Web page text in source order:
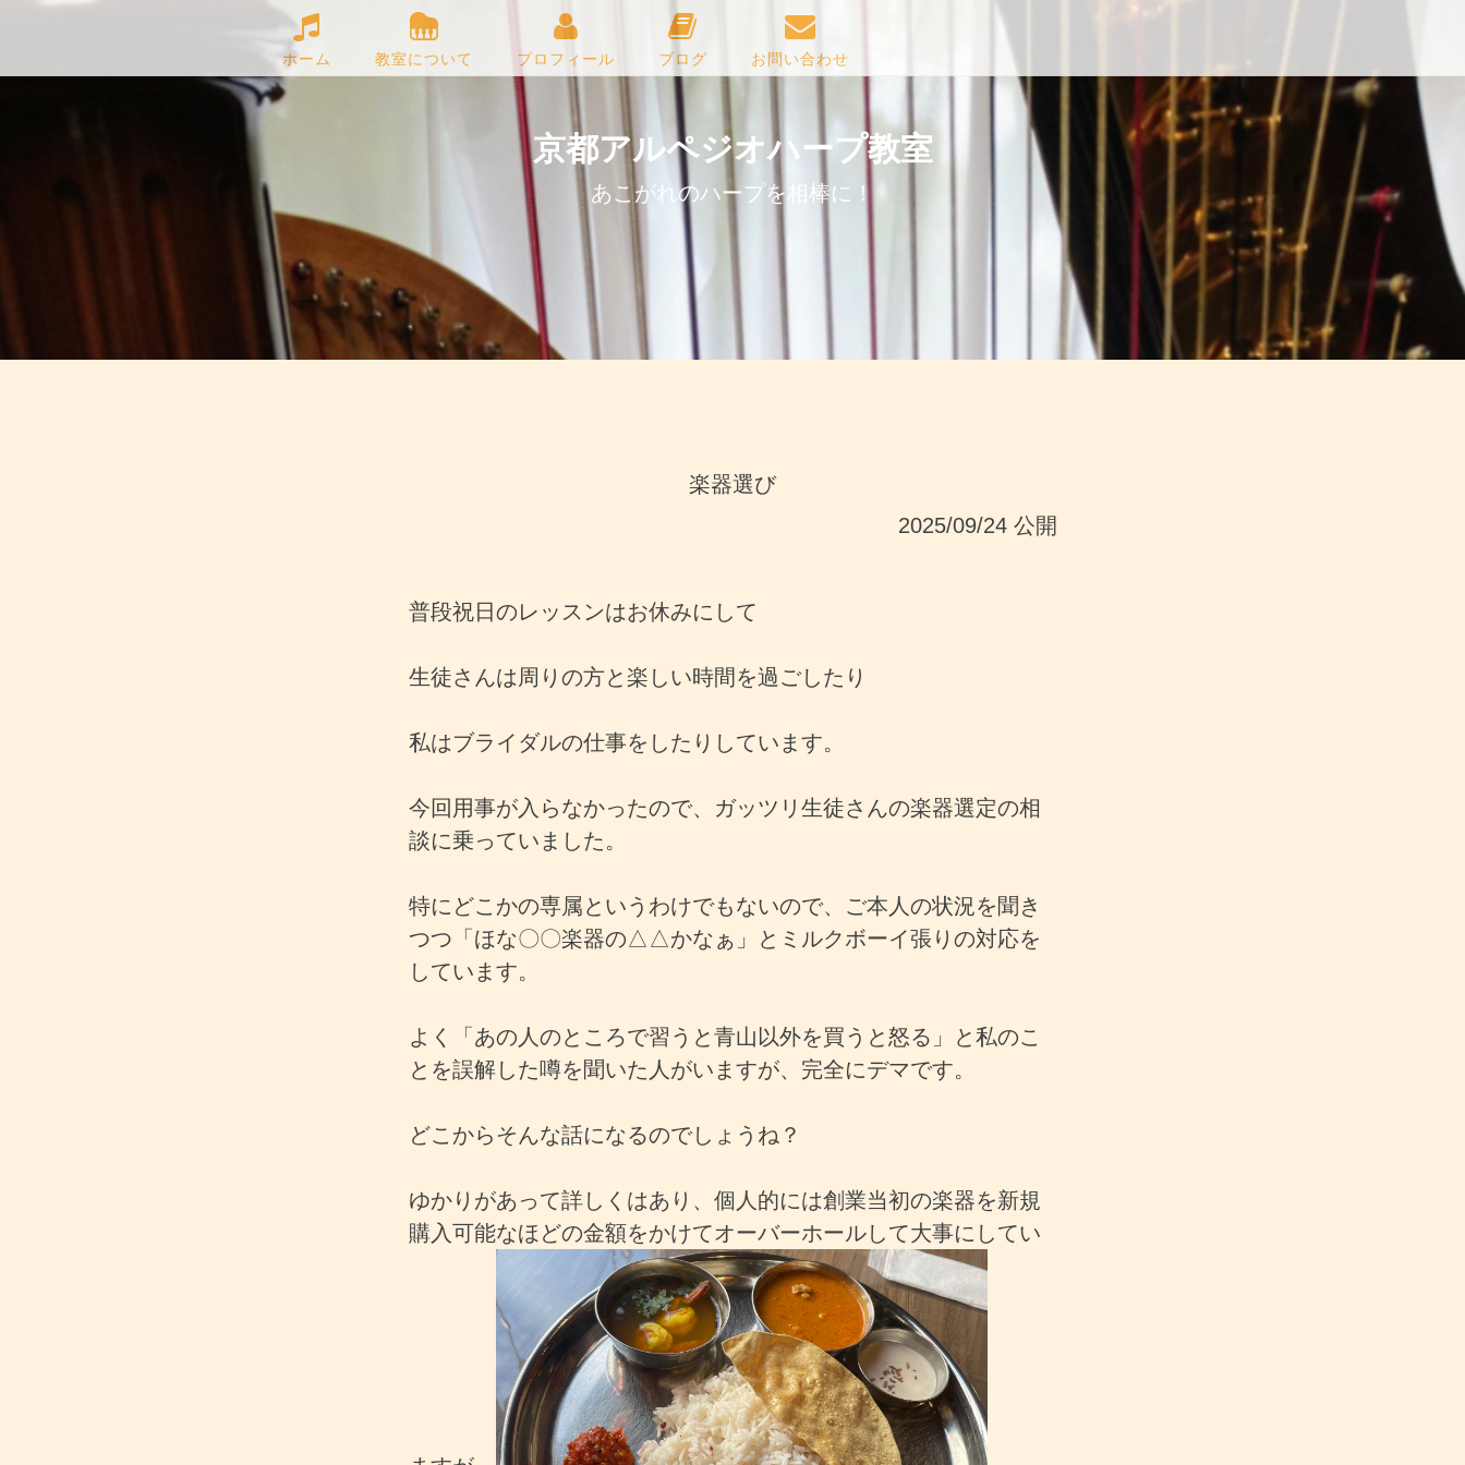
ホーム 教室について プロフィール ブログ お問い合わせ
京都アルペジオハープ教室
あこがれのハープを相棒に！
楽器選び
2025/09/24 公開
普段祝日のレッスンはお休みにして
生徒さんは周りの方と楽しい時間を過ごしたり
私はブライダルの仕事をしたりしています。
今回用事が入らなかったので、ガッツリ生徒さんの楽器選定の相
談に乗っていました。
特にどこかの専属というわけでもないので、ご本人の状況を聞き
つつ「ほな〇〇楽器の△△かなぁ」とミルクボーイ張りの対応を
しています。
よく「あの人のところで習うと青山以外を買うと怒る」と私のこ
とを誤解した噂を聞いた人がいますが、完全にデマです。
どこからそんな話になるのでしょうね？
ゆかりがあって詳しくはあり、個人的には創業当初の楽器を新規
購入可能なほどの金額をかけてオーバーホールして大事にしてい